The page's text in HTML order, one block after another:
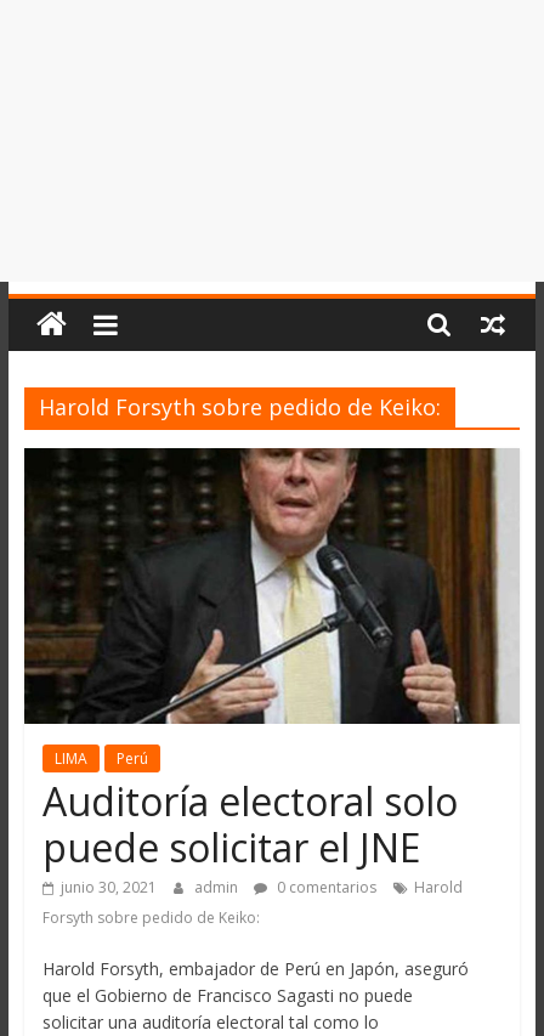
Harold Forsyth sobre pedido de Keiko:
LIMA Perú
Auditoría electoral solo
puede solicitar el JNE
junio 30, 2021 admin 0 comentarios
Harold
Forsyth sobre pedido de Keiko:
Harold Forsyth, embajador de Perú en Japón, aseguró
que el Gobierno de Francisco Sagasti no puede
solicitar una auditoría electoral tal como lo